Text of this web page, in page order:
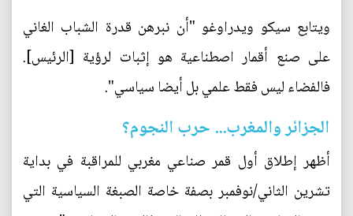
ويتابع سيكو ويدراوغو "أن نبرهن قدرة الشباب الغاني
على صنع أقمار اصطناعية هو إثبات لرؤية [الرئيس].
فالفضاء ليس فقط علمي بل أيضا سياسي".
الجزائر والمغرب... حرب النجوم؟
أظهر إطلاق أول قمر صناعي مغربي للمراقبة في بداية
تشرين الثاني/نوفمبر بصفة خاصة الصبغة السياسية التي